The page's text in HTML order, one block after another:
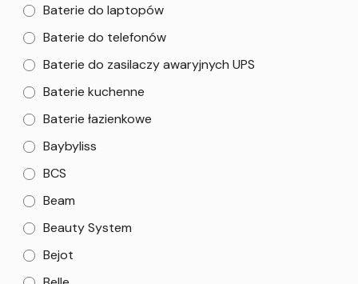
Baterie do laptopów
Baterie do telefonów
Baterie do zasilaczy awaryjnych UPS
Baterie kuchenne
Baterie łazienkowe
Baybyliss
BCS
Beam
Beauty System
Bejot